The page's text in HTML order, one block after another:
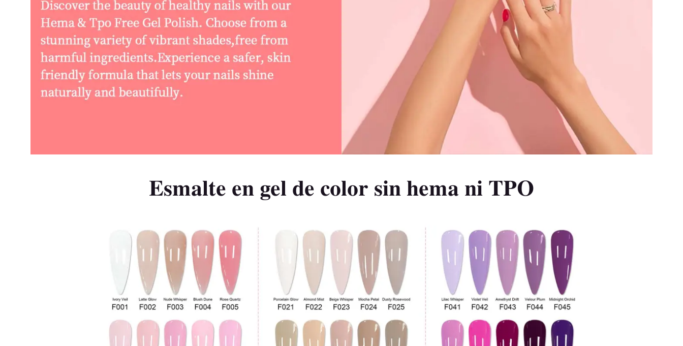
Esmalte en gel de color sin hema ni TPO